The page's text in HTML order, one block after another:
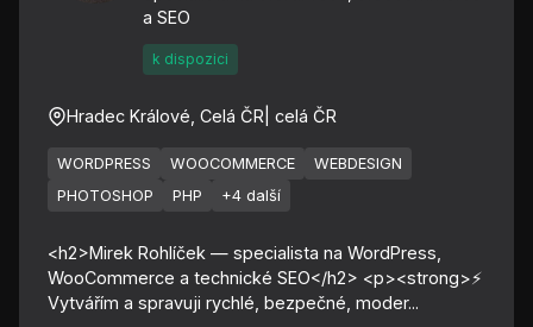
a SEO
k dispozici
Hradec Králové, Celá ČR | celá ČR
WORDPRESS WOOCOMMERCE
WEBDESIGN
PHOTOSHOP
PHP +4 další
<h2>Mirek Rohlíček — specialista na WordPress,
WooCommerce a technické SEO</h2> <p><strong>⚡
Vytvářím a spravuji rychlé, bezpečné, moder...